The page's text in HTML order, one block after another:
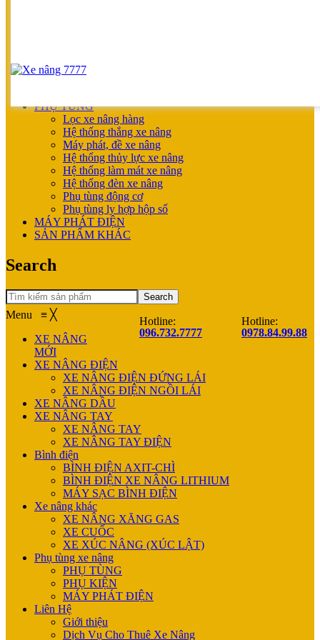
XE NÂNG TAY
PHỤ TÙNG
Lọc xe nâng hàng
Hệ thống thắng xe nâng
Máy phát, đề xe nâng
Hệ thống thủy lực xe nâng
Hệ thống làm mát xe nâng
Hệ thống đèn xe nâng
Phụ tùng động cơ
Phụ tùng ly hợp hộp số
MÁY PHÁT ĐIỆN
SẢN PHẨM KHÁC
Search
Search
Hotline:
096.732.7777
Hotline:
0978.84.99.88
Menu ≡ ╳
XE NÂNG
MỚI
XE NÂNG ĐIỆN
XE NÂNG ĐIỆN ĐỨNG LÁI
XE NÂNG ĐIỆN NGỒI LÁI
XE NÂNG DẦU
XE NÂNG TAY
XE NÂNG TAY
XE NÂNG TAY ĐIỆN
Bình điện
BÌNH ĐIỆN AXIT-CHÌ
BÌNH ĐIỆN XE NÂNG LITHIUM
MÁY SẠC BÌNH ĐIỆN
Xe nâng khác
XE NÂNG XĂNG GAS
XE CUỐC
XE XÚC NÂNG (XÚC LẬT)
Phụ tùng xe nâng
PHỤ TÙNG
PHỤ KIỆN
MÁY PHÁT ĐIỆN
Liên Hệ
Giới thiệu
Dịch Vụ Cho Thuê Xe Nâng